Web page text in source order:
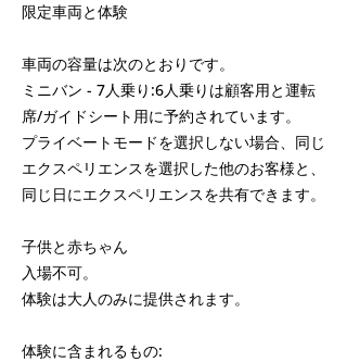
限定車両と体験
車両の容量は次のとおりです。
ミニバン - 7人乗り:6人乗りは顧客用と運転
席/ガイドシート用に予約されています。
プライベートモードを選択しない場合、同じ
エクスペリエンスを選択した他のお客様と、
同じ日にエクスペリエンスを共有できます。
子供と赤ちゃん
入場不可。
体験は大人のみに提供されます。
体験に含まれるもの: